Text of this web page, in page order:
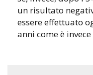
un risultato
essere effettuato
anni come è